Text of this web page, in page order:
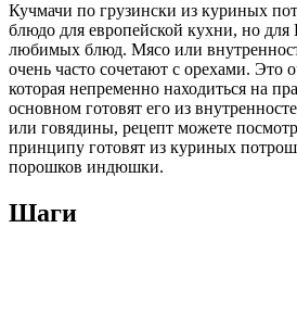
Кучмачи по грузински из куриных
блюдо для европейской кухни, но для
любимых блюд. Мясо или
очень часто сочетают с орехами. Это
которая непременно находиться на
основном готовят его из
или говядины, рецепт можете
принципу готовят из куриных
порошков индюшки.
Шаги